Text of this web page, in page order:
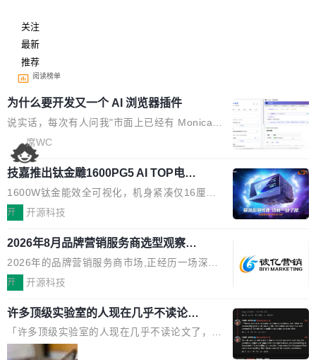
关注
最新
推荐
阅读榜单
为什么要开发又一个 AI 浏览器插件
说实话，每次有人问我"市面上已经有 Monica、
Sider、Copilot for Chrome 这些 AI 浏览器插件
了，你为什么还要再做一个"，我都觉得这个问题
问得好。 因为我自己也是从用户变成开发者的。
现有产品的天花板 我用过不少 AI 浏览器插件。
刚开始觉得都挺好——选中一段文字，弹出解
要。但用久了你会发现，它们本质上都是同一类
东西：一个带网页上下文的聊天框。 它们能读取
页面的文本，然后把文本丢给大模型，再返回一
段回答。仅此而已。 这当然有用，但总觉得差点
意思。比如我在一个后台管理系统里，需要填50
个表单字段，每个字段还有联动逻辑；比如我
想...
席WC
技嘉推出钛金雕1600PG5 AI TOP电
源：为发烧级主机与本地AI算力打造旗
舰供电方案
1600W钛金能效全可视化，机身紧凑仅16厘米
继2026台北电脑展首度亮相后，技嘉科技近日正
电源专为发烧级DIY主机与本地AI算力平台打
造，整机长度仅16厘米，提供1600W额定功率
与80PLUS钛金能效；支持ATX 3.1与PCIe 5.1
规范，结合服务器级元件、完善供电线材与内置
实时LCD监控屏，可充分满足当下高阶PC主机
的严苛使用需求。 澎湃功率，紧凑机身 钛金雕1
600PG5 AI TOP具备强悍输出功率，同时实现
开 开源科技
2026年8月品牌营销服务商选型观察：
从流量思维到品牌资产思维的范式转移
2026年的品牌营销服务商市场,正经历一场深刻
的价值重构。全球全案品牌代理机构市场从2025
复合增长率达5.44%,预计2032年将突破120亿美
元。数字广告与公共关系相关服务市场更是从20
25年的8463亿美元扩张至2026年的8763亿美
开 开源科技
许多顶级实验室的人现在几乎不读论文
了
「许多顶级实验室的人现在几乎不读论文了，而
且他们认为 ICLR/ICML/NeurIPS 充斥着大量过
局